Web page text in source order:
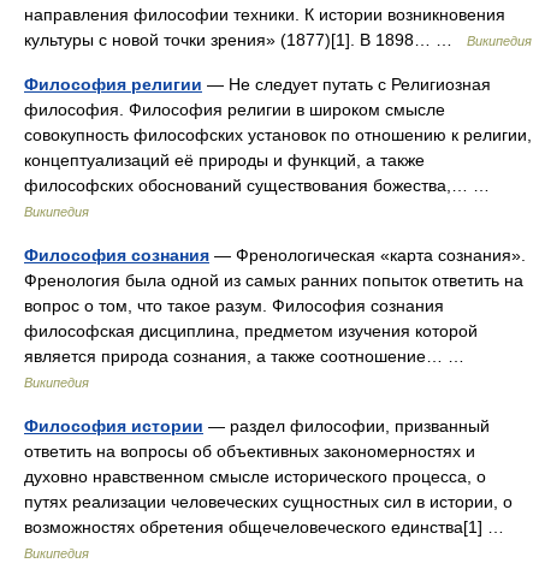
направления философии техники. К истории возникновения
культуры с новой точки зрения» (1877)[1]. В 1898… …
Википедия
Философия религии — Не следует путать с Религиозная
философия. Философия религии в широком смысле
совокупность философских установок по отношению к религии,
концептуализаций её природы и функций, а также
философских обоснований существования божества,… …
Википедия
Философия сознания — Френологическая «карта сознания».
Френология была одной из самых ранних попыток ответить на
вопрос о том, что такое разум. Философия сознания
философская дисциплина, предметом изучения которой
является природа сознания, а также соотношение… …
Википедия
Философия истории — раздел философии, призванный
ответить на вопросы об объективных закономерностях и
духовно нравственном смысле исторического процесса, о
путях реализации человеческих сущностных сил в истории, о
возможностях обретения общечеловеческого единства[1] …
Википедия